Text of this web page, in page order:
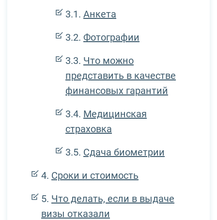
Анкета
Фотографии
Что можно
представить в качестве
финансовых гарантий
Медицинская
страховка
Сдача биометрии
Сроки и стоимость
Что делать, если в выдаче
визы отказали